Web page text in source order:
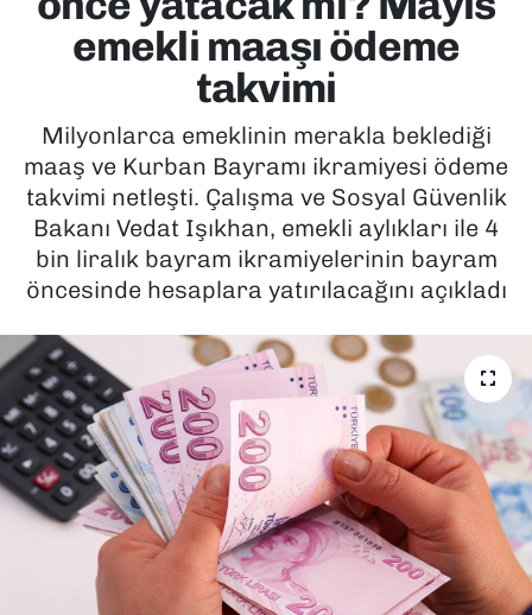
emekli maaşı ödeme
takvimi
Milyonlarca emeklinin merakla beklediği
maaş ve Kurban Bayramı ikramiyesi ödeme
takvimi netleşti. Çalışma ve Sosyal Güvenlik
Bakanı Vedat Işıkhan, emekli aylıkları ile 4
bin liralık bayram ikramiyelerinin bayram
öncesinde hesaplara yatırılacağını açıkladı
MAGAZİN
POLİTİKA
SAĞLIK
SPOR
TEKNOLOJİ
YAŞAM
YEREL YÖNETİMLER
Haber Arşivi